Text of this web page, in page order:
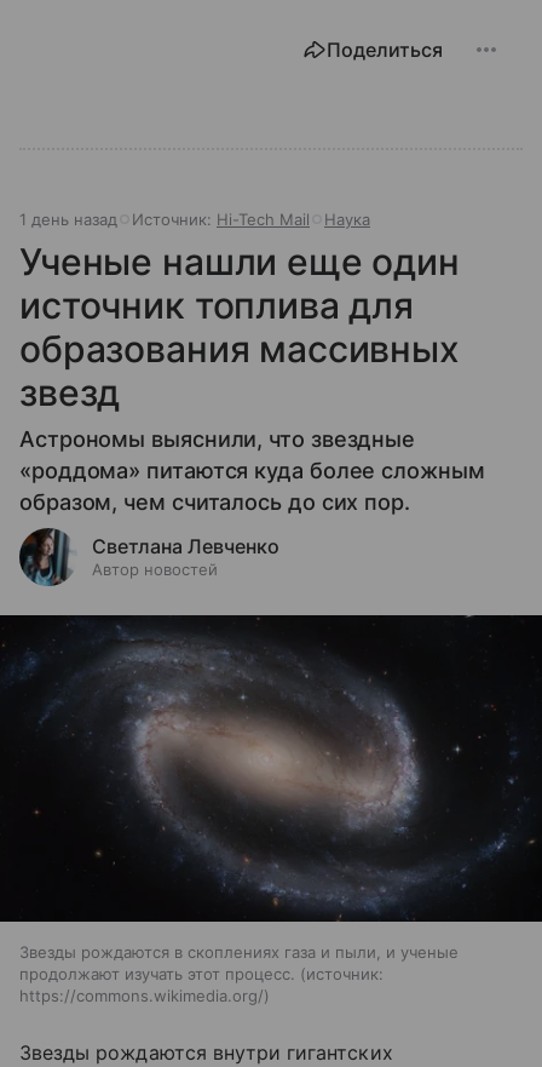
Поделиться
1 день назад Источник: Hi-Tech Mail Наука
Ученые нашли еще один
источник топлива для
образования массивных
звезд
Астрономы выяснили, что звездные
«роддома» питаются куда более сложным
образом, чем считалось до сих пор.
Светлана Левченко
Автор новостей
Звезды рождаются в скоплениях газа и пыли, и ученые
продолжают изучать этот процесс.
источник:
https://commons.wikimedia.org/
Звезды рождаются внутри гигантских